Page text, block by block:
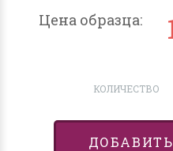
Цена образца:
КОЛИЧЕСТВО